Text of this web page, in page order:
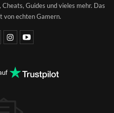
Guides und vieles mehr. Das
von echten Gamern.